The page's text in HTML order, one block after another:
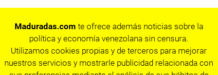
Maduradas.com te ofrece además noticias sobre la
política y economía venezolana sin censura.
Utilizamos cookies propias y de terceros para mejorar
nuestros servicios y mostrarle publicidad relacionada con